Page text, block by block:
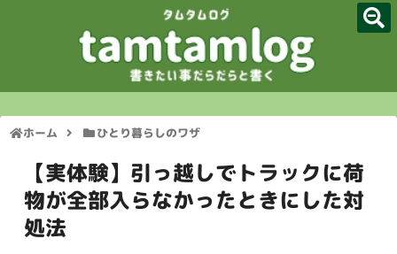
ホーム ひとり暮らしのワザ
【実体験】引っ越しでトラックに荷
物が全部入らなかったときにした対
処法
サイトマップ
脱毛体験談
ダイエット関連